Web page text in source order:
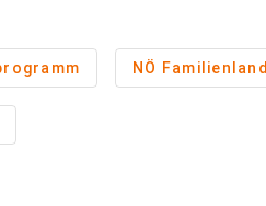
NÖ Familienland